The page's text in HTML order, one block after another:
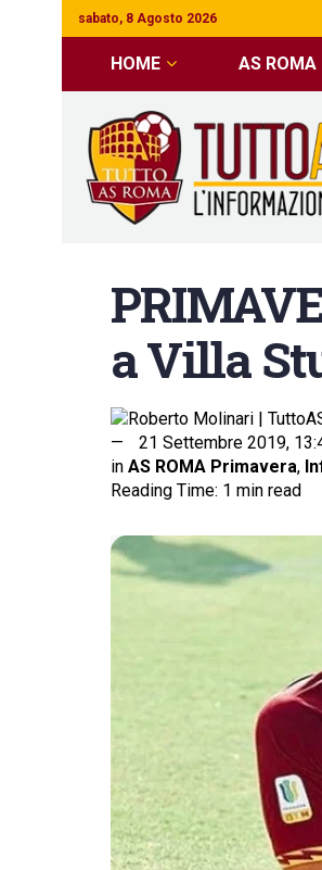
sabato, 8 Agosto 2026
HOME AS ROMA
a Villa
21 Settembre 2019,
in AS ROMA Primavera,
Reading Time: 1 min read